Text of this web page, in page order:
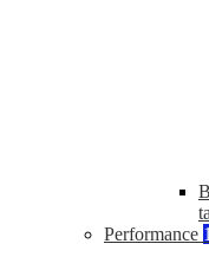
Performance